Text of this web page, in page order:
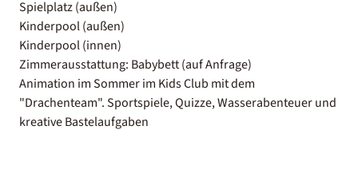
Spielplatz (außen)
Kinderpool (außen)
Kinderpool (innen)
Zimmerausstattung: Babybett (auf Anfrage)
Animation im Sommer im Kids Club mit dem
"Drachenteam". Sportspiele, Quizze, Wasserabenteuer und
kreative Bastelaufgaben